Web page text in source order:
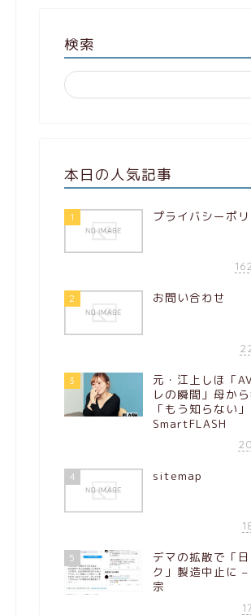
検索
本日の人気記事
1 プライバシーポ
2 お問い合わせ
3
元・江上しほ「
レの瞬間」母か
「もう知らない
SmartFLASH
4 sitemap
5
デマの拡散で「
ク」製造中止に
宗